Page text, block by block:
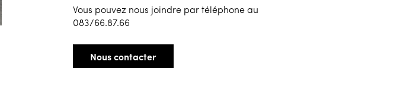
Vous pouvez nous joindre par téléphone au
083/66.87.66
Nous contacter